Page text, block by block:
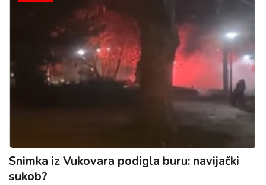
Snimka iz Vukovara podigla buru: navijački
sukob?